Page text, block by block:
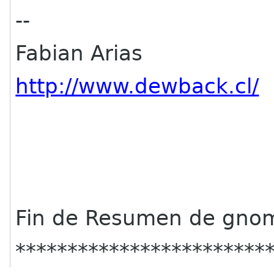
--
Fabian Arias
http://www.dewback.cl/
Fin de Resumen de